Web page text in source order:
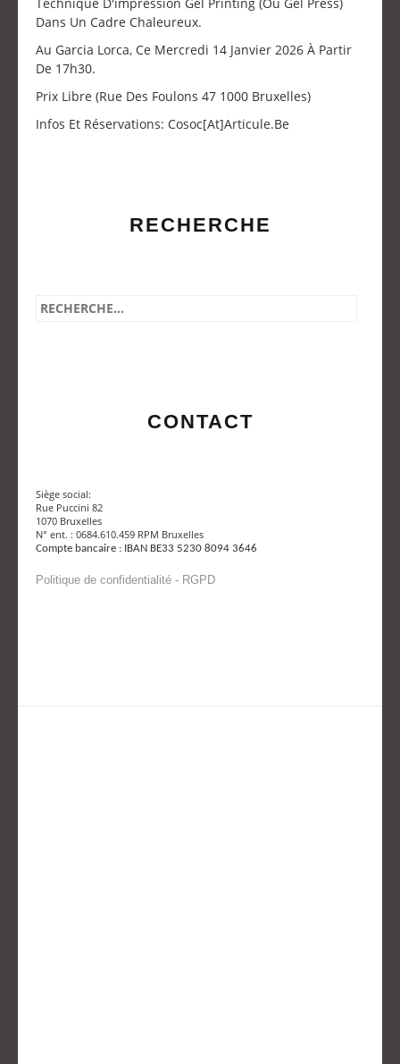
Dans Un Cadre Chaleureux.
Au Garcia Lorca, Ce Mercredi 14 Janvier 2026 À Partir
De 17h30.
Prix Libre (Rue Des Foulons 47 1000 Bruxelles)
Infos Et Réservations: Cosoc[at]articule.be
RECHERCHE
CONTACT
Siège social:
Rue Puccini 82
1070 Bruxelles
N° ent. : 0684.610.459 RPM Bruxelles
Compte bancaire : IBAN BE33 5230 8094 3646
Politique de confidentialité - RGPD